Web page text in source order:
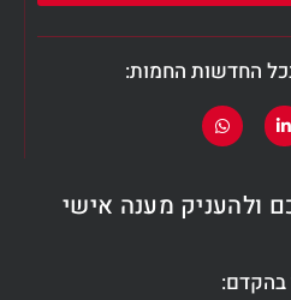
החדשות החמות:
ולהעניק מענה אישי
בהקדם: